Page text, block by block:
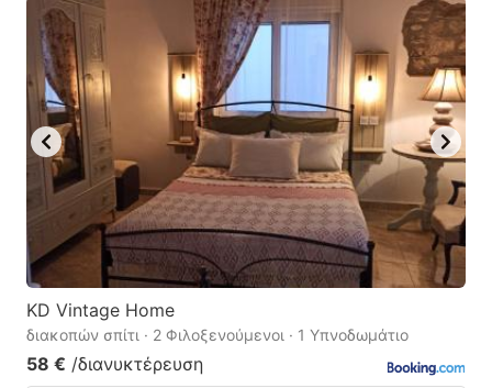
KD Vintage Home
διακοπών σπίτι · 2 Φιλοξενούμενοι · 1 Υπνοδωμάτιο
58 € /διανυκτέρευση